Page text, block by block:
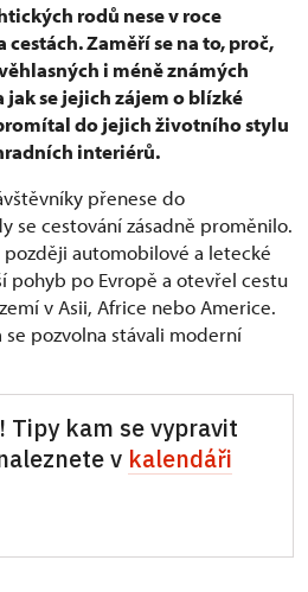
rodů nese v roce
Zaměří se na to, proč,
i méně známých
jak se jejich zájem o blízké
do jejich životního stylu
interiérů.
přenese do
se cestování zásadně proměnilo.
později automobilové a letecké
pohyb po Evropě a otevřel cestu
v Asii, Africe nebo Americe.
se pozvolna stávali moderní
Tipy kam se vypravit
v kalendáři